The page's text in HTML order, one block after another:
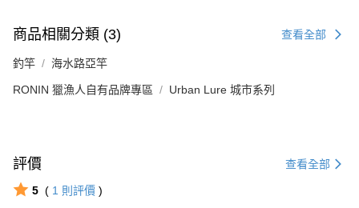
商品相關分類 (3) 查看全部
釣竿 海水路亞竿
RONIN 獵漁人自有品牌專區 Urban Lure 城市系列
評價 查看全部
5 ( 1 則評價 )